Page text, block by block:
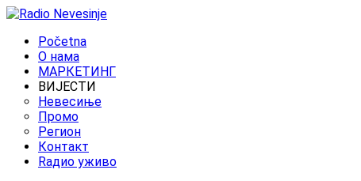
Početna
O нама
МАРКЕТИНГ
ВИЈЕСТИ
Невесиње
Промо
Регион
Контакт
Rадио уживо